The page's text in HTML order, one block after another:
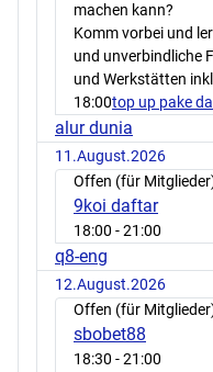
machen kann?
Komm vorbei und
und unverbindliche
und Werkstätten
18:00top up pake
alur dunia
11.August.2026
Offen (für
9koi daftar
18:00 - 21:00
q8-eng
12.August.2026
Offen (für
sbobet88
18:30 - 21:00